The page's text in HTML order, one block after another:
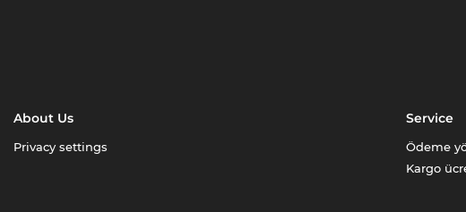
About Us
Privacy settings
Service
Ödeme
Kargo